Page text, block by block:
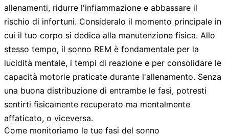
allenamenti, ridurre l'infiammazione e abbassare il
rischio di infortuni. Consideralo il momento principale in
cui il tuo corpo si dedica alla manutenzione fisica. Allo
stesso tempo, il sonno REM è fondamentale per la
lucidità mentale, i tempi di reazione e per consolidare le
capacità motorie praticate durante l'allenamento. Senza
una buona distribuzione di entrambe le fasi, potresti
sentirti fisicamente recuperato ma mentalmente
affaticato, o viceversa.
Come monitoriamo le tue fasi del sonno